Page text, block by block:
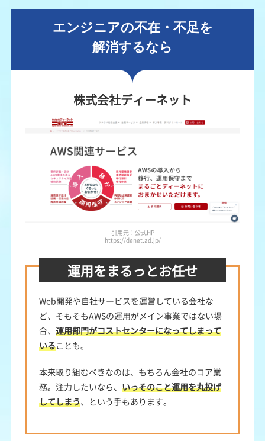
エンジニアの不在・不足を
解消するなら
株式会社ディーネット
引用元：公式HP
https://denet.ad.jp/
運用をまるっとお任せ
Web開発や自社サービスを運営している会社な
ど、そもそもAWSの運用がメイン事業ではない場
合、 運用部門がコストセンターになってしまって
いることも。
本来取り組むべきなのは、もちろん会社のコア業
務。注力したいなら、 いっそのこと運用を丸投げ
してしまう、という手もあります。